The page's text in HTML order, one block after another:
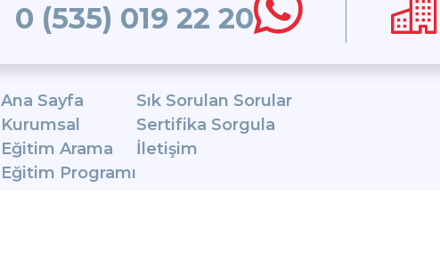
0 (535) 019 22 20
Ana Sayfa
Kurumsal
Eğitim Arama
Eğitim Programı
Sık Sorulan Sorular
Sertifika Sorgula
İletişim